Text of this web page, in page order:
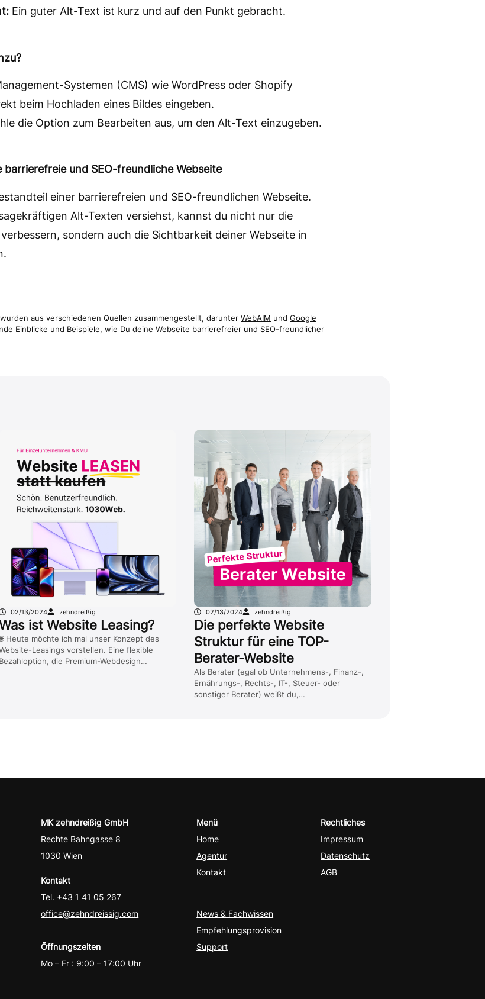
Ein guter Alt-Text ist kurz und auf den Punkt gebracht.
Systemen (CMS) wie WordPress oder Shopify
beim Hochladen eines Bildes eingeben.
die Option zum Bearbeiten aus, um den Alt-Text einzugeben.
und SEO-freundliche Webseite
einer barrierefreien und SEO-freundlichen Webseite.
Alt-Texten versiehst, kannst du nicht nur die
sondern auch die Sichtbarkeit deiner Webseite in
aus verschiedenen Quellen zusammengestellt, darunter WebAIM und Google
Einblicke und Beispiele, wie Du deine Webseite barrierefreier und SEO-freundlicher
02/13/2024 zehndreißig
ist Website Leasing?
Heute möchte ich mal unser Konzept des
Leasings vorstellen. Eine flexible
Bezahloption, die Premium-Webdesign…
02/13/2024 zehndreißig
Die perfekte Website
Struktur für eine TOP-
Berater-Website
Als Berater (egal ob Unternehmens-, Finanz-,
Ernährungs-, Rechts-, IT-, Steuer- oder
sonstiger Berater) weißt du,…
MK zehndreißig GmbH
Rechte Bahngasse 8
1030 Wien
Kontakt
Tel. +43 1 41 05 267
office@zehndreissig.com
Öffnungszeiten
Mo – Fr : 9:00 – 17:00 Uhr
Menü
Home
Agentur
Kontakt
News & Fachwissen
Empfehlungsprovision
Support
Rechtliches
Impressum
Datenschutz
AGB